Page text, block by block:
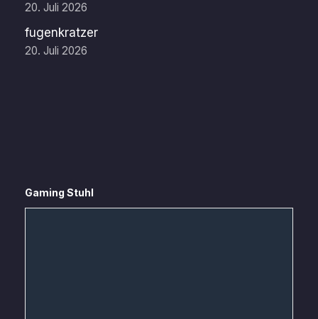
20. Juli 2026
fugenkratzer
20. Juli 2026
Gaming Stuhl